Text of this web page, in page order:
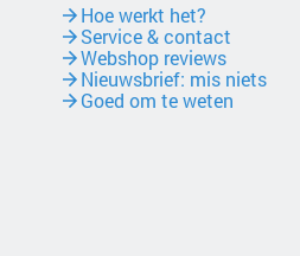
Hoe werkt het?
Service & contact
Webshop reviews
Nieuwsbrief: mis niets
Goed om te weten